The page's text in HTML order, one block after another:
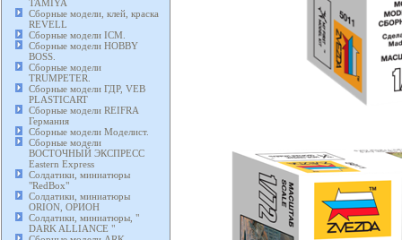
TAMIYA
Сборные модели, клей, краска
REVELL
Сборные модели ICM.
Сборные модели HOBBY
BOSS.
Сборные модели
TRUMPETER.
Сборные модели ГДР, VEB
PLASTICART
Сборные модели REIFRA
Германия
Сборные модели Моделист.
Сборные модели
ВОСТОЧНЫЙ ЭКСПРЕСС
Eastern Express
Солдатики, миниатюры
"RedBox"
Солдатики, миниатюры
ORION, ОРИОН
Солдатики, миниатюры, "
DARK ALLIANCE "